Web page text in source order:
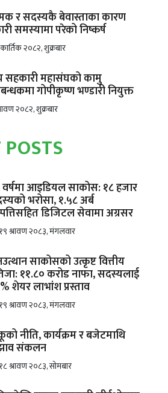
र सदस्यकै बेवास्ताका कारण
समस्यामा परेको निष्कर्ष
२०८२, शुक्रबार
सहकारी महासंघको कामु
गोपीकृष्ण भण्डारी नियुक्त
२०८२, शुक्रबार
POSTS
आइडियल साकोस: १८ हजार
भरोसा, १.५८ अर्ब
डिजिटल सेवामा अग्रसर
१९ श्रावण २०८३, मंगलवार
साकोसको उत्कृष्ट वित्तीय
११.८० करोड नाफा, सदस्यलाई
शेयर लाभांश प्रस्ताव
१९ श्रावण २०८३, मंगलवार
नीति, कार्यक्रम र बजेटमाथि
संकलन
१८ श्रावण २०८३, सोमबार